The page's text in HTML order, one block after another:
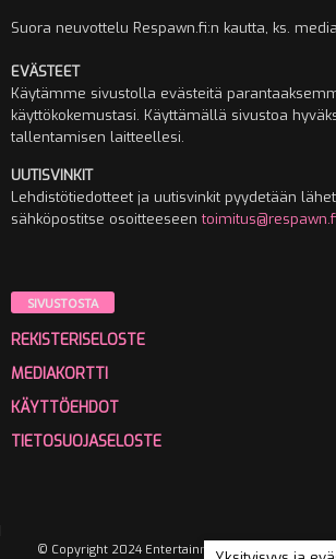
Suora neuvottelu Respawn.fi:n kautta, ks.
EVÄSTEET
Käytämme sivustolla evästeitä
käyttökokemustasi. Käyttämällä sivustoa
tallentamisen laitteellesi.
UUTISVINKIT
Lehdistötiedotteet ja uutisvinkit pyydetään
sähköpostitse osoitteeseen
SIVUSTOSTA
REKISTERISELOSTE
MEDIAKORTTI
KÄYTTÖEHDOT
TIETOSUOJASELOSTE
© Copyright 2024 Entertainment Media Oy. Kaikki